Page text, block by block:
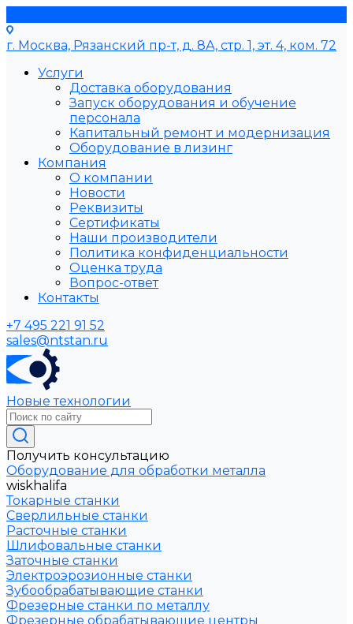
г. Москва, Рязанский пр-т, д. 8А, стр. 1, эт. 4, ком. 72
Услуги
Доставка оборудования
Запуск оборудования и обучение
персонала
Капитальный ремонт и модернизация
Оборудование в лизинг
Компания
О компании
Новости
Реквизиты
Сертификаты
Наши производители
Политика конфиденциальности
Оценка труда
Вопрос-ответ
Контакты
+7 495 221 91 52
sales@ntstan.ru
Новые технологии
Получить консультацию
Оборудование для обработки металла
wiskhalifa
Токарные станки
Сверлильные станки
Расточные станки
Шлифовальные станки
Заточные станки
Электроэрозионные станки
Зубообрабатывающие станки
Фрезерные станки по металлу
Фрезерные обрабатывающие центры